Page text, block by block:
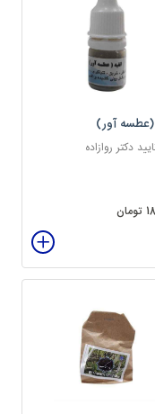
(عطسه آور)
دکتر روازاده